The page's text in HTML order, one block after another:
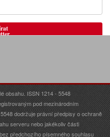
obsahu. ISSN 1214 - 5548
pod mezinárodním
dodržuje právní předpisy o ochraně
serveru nebo jakékoliv části
předchozího písemného souhlasu